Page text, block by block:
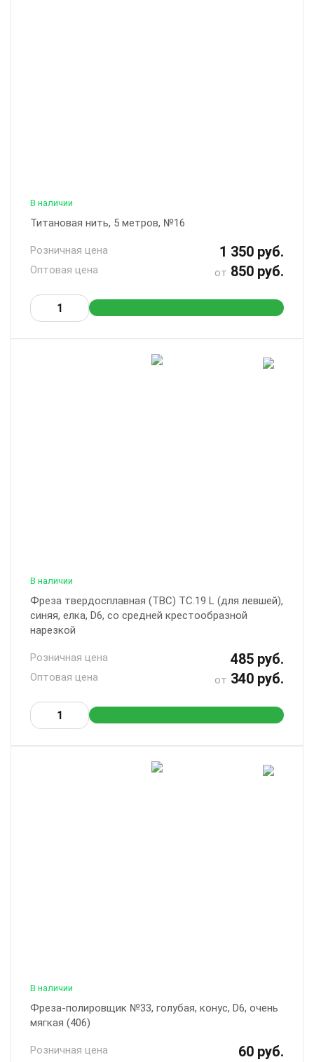
В наличии
Титановая нить, 5 метров, №16
Розничная цена 1 350 руб.
Оптовая цена от 850 руб.
В наличии
Фреза твердосплавная (ТВС) ТС.19 L (для левшей),
синяя, елка, D6, со средней крестообразной
нарезкой
Розничная цена 485 руб.
Оптовая цена от 340 руб.
В наличии
Фреза-полировщик №33, голубая, конус, D6, очень
мягкая (406)
Розничная цена 60 руб.